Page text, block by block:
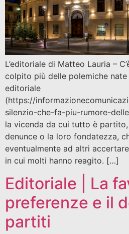
L’editoriale di Matteo Lauria –
colpito più delle polemiche
editoriale
(https://
silenzio-che-fa-piu-rumore-
la vicenda da cui tutto è
denunce o la loro fondatezza,
eventualmente ad altri
in cui molti hanno reagito. […]
Editoriale | La
preferenze e il
partiti